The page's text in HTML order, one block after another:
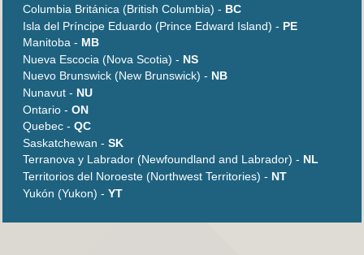
Columbia Británica (British Columbia) - BC
Isla del Príncipe Eduardo (Prince Edward Island) - PE
Manitoba - MB
Nueva Escocia (Nova Scotia) - NS
Nuevo Brunswick (New Brunswick) - NB
Nunavut - NU
Ontario - ON
Quebec - QC
Saskatchewan - SK
Terranova y Labrador (Newfoundland and Labrador) - NL
Territorios del Noroeste (Northwest Territories) - NT
Yukón (Yukon) - YT